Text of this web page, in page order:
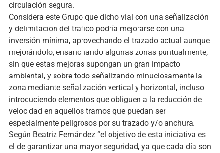
circulación segura.
Considera este Grupo que dicho vial con una señalización
y delimitación del tráfico podría mejorarse con una
inversión mínima, aprovechando el trazado actual aunque
mejorándolo, ensanchando algunas zonas puntualmente,
sin que estas mejoras supongan un gran impacto
ambiental, y sobre todo señalizando minuciosamente la
zona mediante señalización vertical y horizontal, incluso
introduciendo elementos que obliguen a la reducción de
velocidad en aquellos tramos que puedan ser
especialmente peligrosos por su trazado y/o anchura.
Según Beatriz Fernández “el objetivo de esta iniciativa es
el de garantizar una mayor seguridad, ya que cada día son